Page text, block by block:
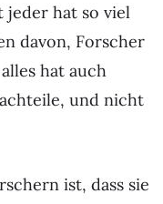
jeder hat so viel
davon, Forscher
hat auch
und nicht
ist, dass sie